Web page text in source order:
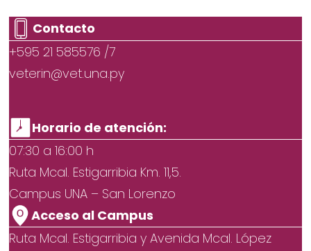
Contacto
+595 21 585576 /7
veterin@vet.una.py
Horario de atención:
07:30 a 16:00 h
Ruta Mcal. Estigarribia Km. 11,5.
Campus UNA – San Lorenzo
Acceso al Campus
Ruta Mcal. Estigarribia y Avenida Mcal. López